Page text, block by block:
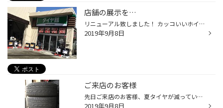
店舗の展示を…
リニューアル致しました！ カッコいいホイールも入荷しました！ 10月には消費税の増税も控えていますので、ぜひこのタイミングでご検討頂ければと思います＼＼\\٩( 'ω' )و //／／ #展示 #リニューアル #アルミホイール #入荷 #消費税 #増税 #相模原 #大野台 #タイヤ館
2019年9月8日
ご来店のお客様
先日ご来店のお客様、夏タイヤが減っていて中々交換に来れなかったので 今までSTLタイヤを履いていたとそれとももう一つ気になることが…… 夏タイヤを履くと真っ直ぐ走らないので疲れるんです。 早速現状確認してお車の使用状況からこちらのプランをご提案 外した夏タイヤ極度な減り方はしておりませ...
2019年9月8日